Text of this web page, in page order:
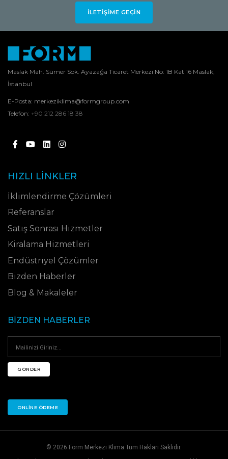
İLETIŞIME GEÇIN
Maslak Mah. Sümer Sok. Ayazağa Ticaret Merkezi No: 1B Kat 16 Maslak,
İstanbul
E-Posta: merkeziklima@formgroup.com
Telefon: +90 212 286 18 38
HIZLI LINKLER
İklimlendirme Çözümleri
Referanslar
Satış Sonrası Hizmetler
Kiralama Hizmetleri
Endüstriyel Çözümler
Bizden Haberler
Blog & Makaleler
BIZDEN HABERLER
GÖNDER
ONLINE ÖDEME
© 2026 Form Merkezi Klima Tüm Hakları Saklıdır.